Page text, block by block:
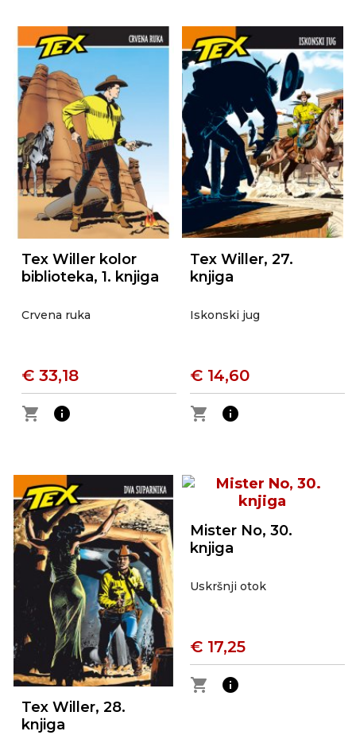
Tex Willer kolor
biblioteka, 1. knjiga
Crvena ruka
€ 33,18
shopping_cart
info
Tex Willer, 27.
knjiga
Iskonski jug
€ 14,60
shopping_cart
info
Tex Willer, 28.
knjiga
Mister No, 30.
knjiga
Uskršnji otok
€ 17,25
shopping_cart
info